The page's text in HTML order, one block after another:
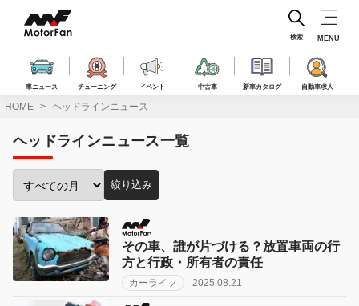
ス
車ニュース チューニング イベント 中古車 新車カタログ 自動車求人
検索 MENU
HOME ヘッドラインニュース
ヘッドラインニュース一覧
月
で
絞
り
絞り込み
その車、誰が片づける？放置車両の行
方と行政・所有者の責任
カーライフ 2025.08.21